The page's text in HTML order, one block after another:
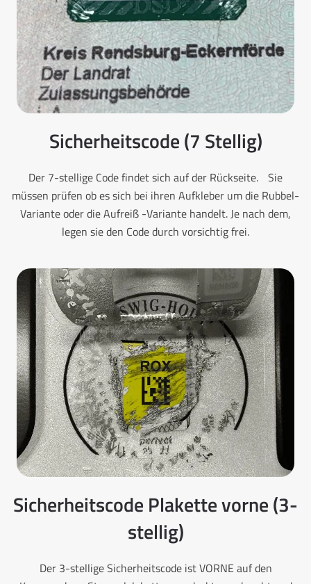
Sicherheitscode (7 Stellig)
Der 7-stellige Code findet sich auf der Rückseite. Sie
müssen prüfen ob es sich bei ihren Aufkleber um die Rubbel-
Variante oder die Aufreiß -Variante handelt. Je nach dem,
legen sie den Code durch vorsichtig frei.
Sicherheitscode Plakette vorne (3-
stellig)
Der 3-stellige Sicherheitscode ist VORNE auf den